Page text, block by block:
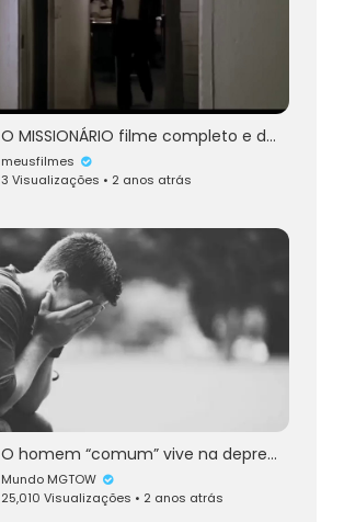
O MISSIONÁRIO filme completo e dublado
meusfilmes
3 Visualizações • 2 anos atrás
O homem “comum” vive na depressão!
Mundo MGTOW
25,010 Visualizações • 2 anos atrás